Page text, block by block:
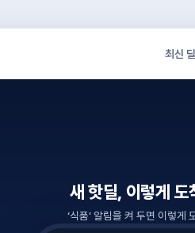
최신
새 핫딜, 이렇게 도
‘식품’ 알림을 켜 두면 이렇게